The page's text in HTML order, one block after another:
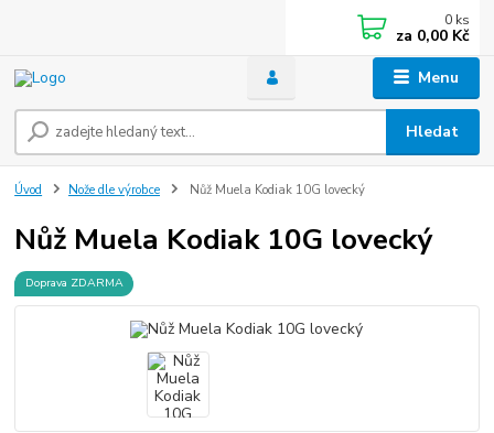
Menu
Hledat
0 ks
za 0,00 Kč
Úvod Nože dle výrobce Nůž Muela Kodiak 10G lovecký
Nůž Muela Kodiak 10G lovecký
Doprava ZDARMA